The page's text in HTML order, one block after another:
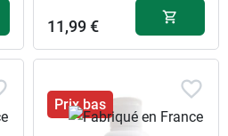
11,99 €
Prix bas